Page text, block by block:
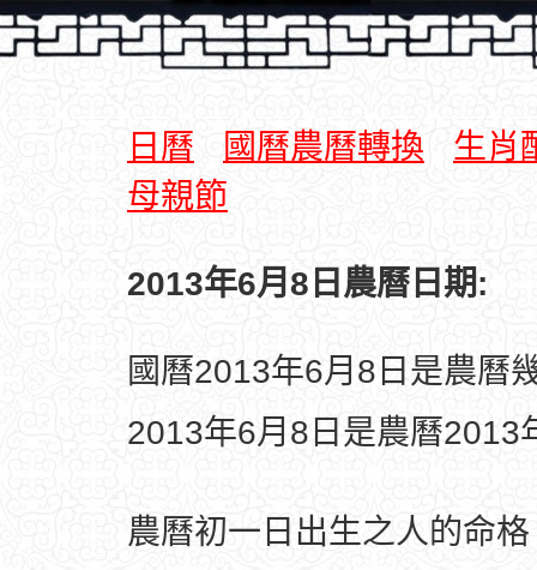
日曆 國曆農曆轉換
生肖
母親節
2013年6月8日農曆日期:
國曆2013年6月8日是農曆
2013年6月8日是農曆2013
農曆初一日出生之人的命